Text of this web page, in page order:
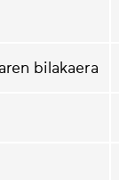
bilakaera